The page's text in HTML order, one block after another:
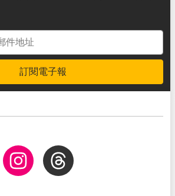
訂閱電子報
InstagramThreads